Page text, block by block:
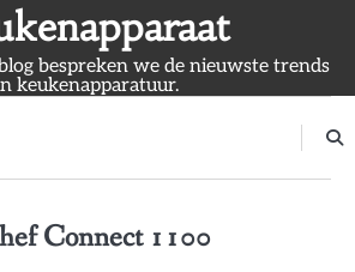
bespreken we de nieuwste trends
keukenapparatuur.
Connect 1100